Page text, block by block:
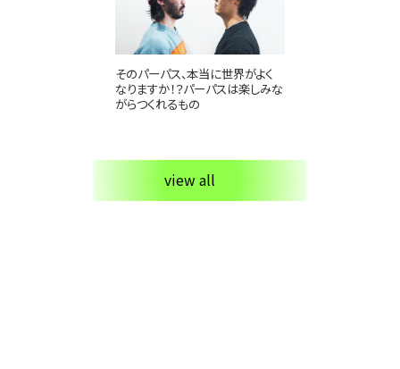
そのパーパス、本当に世界がよく
なりますか！？パーパスは楽しみな
がらつくれるもの
view all